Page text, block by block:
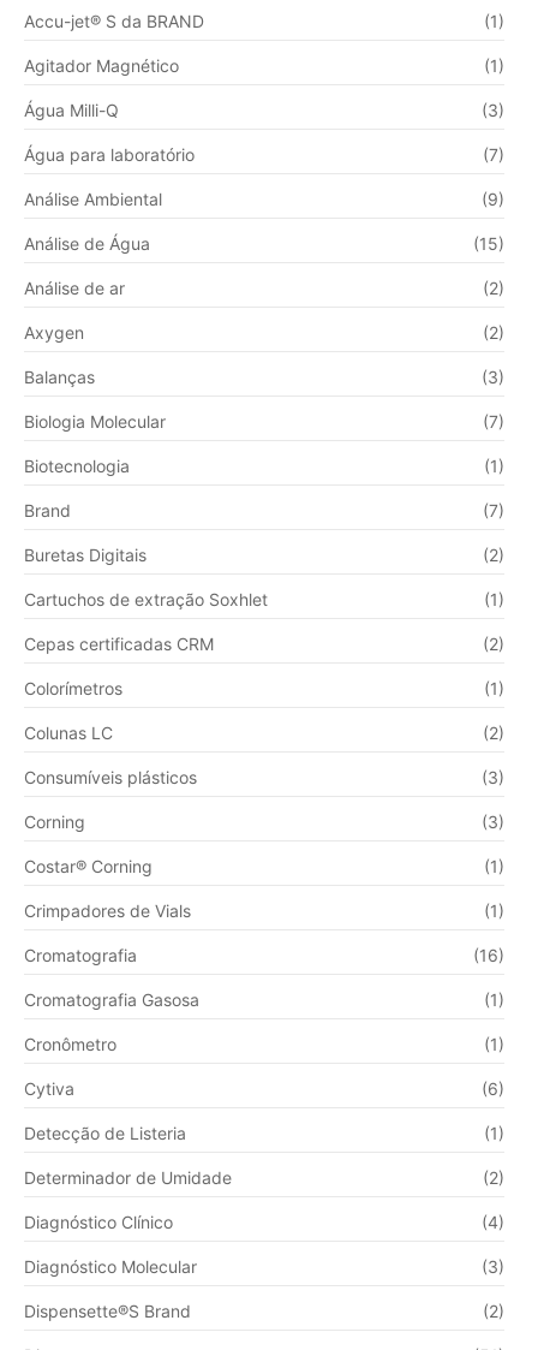
Accu-jet® S da BRAND (1)
Agitador Magnético (1)
Água Milli-Q (3)
Água para laboratório (7)
Análise Ambiental (9)
Análise de Água (15)
Análise de ar (2)
Axygen (2)
Balanças (3)
Biologia Molecular (7)
Biotecnologia (1)
Brand (7)
Buretas Digitais (2)
Cartuchos de extração Soxhlet (1)
Cepas certificadas CRM (2)
Colorímetros (1)
Colunas LC (2)
Consumíveis plásticos (3)
Corning (3)
Costar® Corning (1)
Crimpadores de Vials (1)
Cromatografia (16)
Cromatografia Gasosa (1)
Cronômetro (1)
Cytiva (6)
Detecção de Listeria (1)
Determinador de Umidade (2)
Diagnóstico Clínico (4)
Diagnóstico Molecular (3)
Dispensette®S Brand (2)